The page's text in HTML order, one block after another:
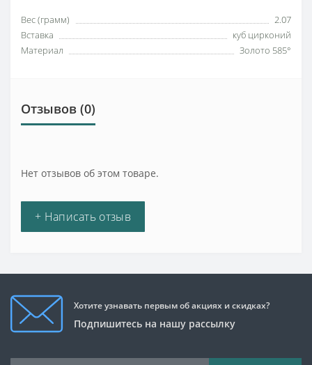
Вес (грамм)
2.07
Вставка
куб цирконий
Материал
Золото 585°
Отзывов (0)
Нет отзывов об этом товаре.
+ Написать отзыв
Хотите узнавать первым об акциях и скидках?
Подпишитесь на нашу рассылку